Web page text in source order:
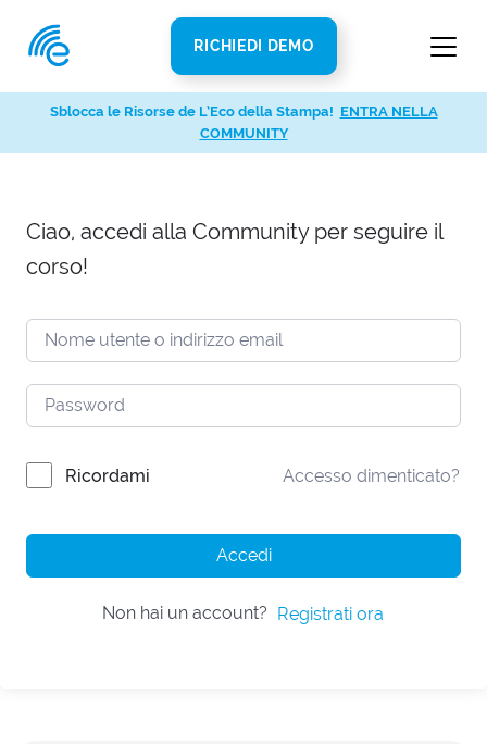
RICHIEDI DEMO
Ciao, accedi alla Community per seguire il
corso!
Ricordami Accesso dimenticato?
Accedi
Non hai un account? Registrati ora
Sblocca le Risorse de L’Eco della Stampa! ENTRA NELLA
COMMUNITY